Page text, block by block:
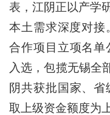
表，江阴正以产学
本土需求深度对接
合作项目立项名单
入选，包揽无锡全
阴共获批国家、
取上级资金额度为